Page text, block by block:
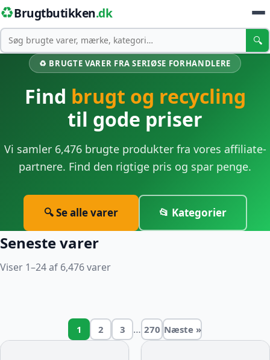
♻️Brugtbutikken.dk
Søg 🔍
♻️ BRUGTE VARER FRA SERIØSE FORHANDLERE
Find brugt og recycling
til gode priser
Vi samler 6,476 brugte produkter fra vores affiliate-
partnere. Find den rigtige pris og spar penge.
🔍 Se alle varer 📂 Kategorier
Seneste varer
Viser 1–24 af 6,476 varer
1 2 3 … 270 Næste »